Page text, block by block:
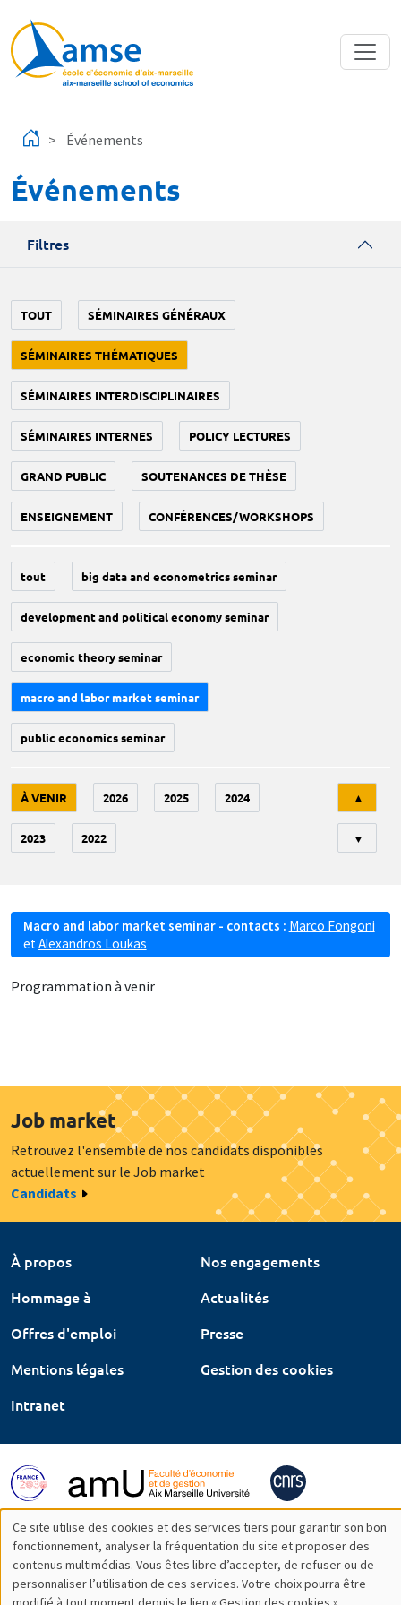
Événements
Événements
Filtres
TOUT SÉMINAIRES GÉNÉRAUX
SÉMINAIRES THÉMATIQUES
SÉMINAIRES INTERDISCIPLINAIRES
SÉMINAIRES INTERNES POLICY LECTURES
GRAND PUBLIC SOUTENANCES DE THÈSE
ENSEIGNEMENT CONFÉRENCES/WORKSHOPS
tout big data and econometrics seminar
development and political economy seminar
economic theory seminar
macro and labor market seminar
public economics seminar
À VENIR 2026 2025 2024
2023 2022
▲
▼
Macro and labor market seminar - contacts : Marco Fongoni
et Alexandros Loukas
Programmation à venir
Job market
Retrouvez l'ensemble de nos candidats disponibles
actuellement sur le Job market
Candidats
À propos
Nos engagements
Hommage à
Actualités
Offres d'emploi
Presse
Mentions légales
Gestion des cookies
Intranet
Utilisation
des
Ce site utilise des cookies et des services tiers pour garantir son bon
fonctionnement, analyser la fréquentation du site et proposer des
contenus multimédias. Vous êtes libre d’accepter, de refuser ou de
personnaliser l’utilisation de ces services. Votre choix pourra être